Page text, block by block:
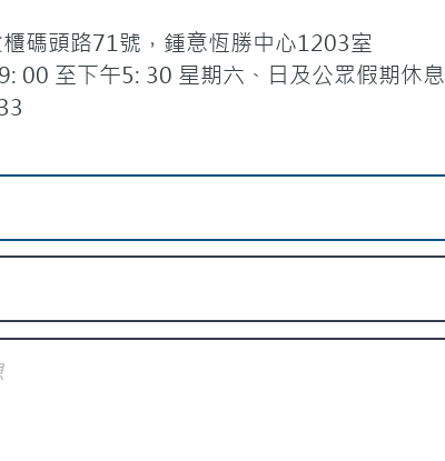
頭路71號，鍾意恆勝中心1203室
00 至下午5: 30 星期六、日及公眾假期休息